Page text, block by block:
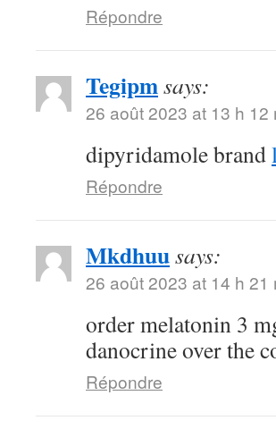
Répondre
Tegipmsays:
26 août 2023 at 13 h 12
dipyridamole brand
Répondre
Mkdhuusays:
26 août 2023 at 14 h 21
order melatonin 3
danocrine over the
Répondre